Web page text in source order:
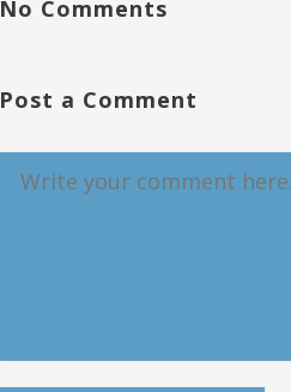
No Comments
Post a Comment